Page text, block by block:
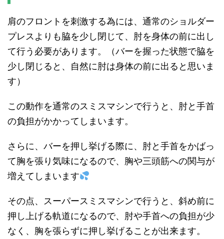
肩のフロントを刺激する為には、通常のショルダー
プレスよりも脇を少し閉じて、肘を身体の前に出し
て行う必要があります。（バーを握った状態で脇を
少し閉じると、自然に肘は身体の前に出ると思いま
す）
この動作を通常のスミスマシンで行うと、肘と手首
の負担がかかってしまいます。
さらに、バーを押し挙げる際に、肘と手首をかばっ
て胸を張り気味になるので、胸や三頭筋への関与が
増えてしまいます
その点、スーパースミスマシンで行うと、斜め前に
押し上げる軌道になるので、肘や手首への負担が少
なく、胸を張らずに押し挙げることが出来ます。